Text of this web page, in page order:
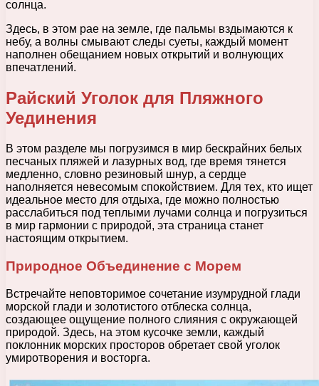
солнца.
Здесь, в этом рае на земле, где пальмы вздымаются к
небу, а волны смывают следы суеты, каждый момент
наполнен обещанием новых открытий и волнующих
впечатлений.
Райский Уголок для Пляжного
Уединения
В этом разделе мы погрузимся в мир бескрайних белых
песчаных пляжей и лазурных вод, где время тянется
медленно, словно резиновый шнур, а сердце
наполняется невесомым спокойствием. Для тех, кто ищет
идеальное место для отдыха, где можно полностью
расслабиться под теплыми лучами солнца и погрузиться
в мир гармонии с природой, эта страница станет
настоящим открытием.
Природное Объединение с Морем
Встречайте неповторимое сочетание изумрудной глади
морской глади и золотистого отблеска солнца,
создающее ощущение полного слияния с окружающей
природой. Здесь, на этом кусочке земли, каждый
поклонник морских просторов обретает свой уголок
умиротворения и восторга.